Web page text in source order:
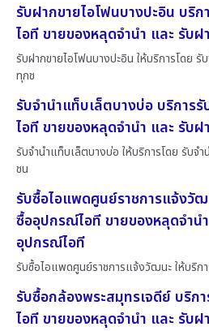
รับฝากขายไอโฟนบางปะอิน บริ
ไอที ขายของหลุดจำนำ และ รับ
รับฝากขายไอโฟนบางปะอิน ให้บริการโดย
ทุกช
รับจำนำแท็บเล็ตบางบ่อ บริการ
ไอที ขายของหลุดจำนำ และ รับ
รับจำนำแท็บเล็ตบางบ่อ ให้บริการโดย รับจํ
ชน
รับซื้อไอแพดศูนย์ราชการแจ้งวั
ซื้ออุปกรณ์ไอที ขายของหลุดจำน
อุปกรณ์ไอที
รับซื้อไอแพดศูนย์ราชการแจ้งวัฒนะ ให้บริก
รับซื้อกล้องพระสมุทรเจดีย์ บริก
ไอที ขายของหลุดจำนำ และ รับ